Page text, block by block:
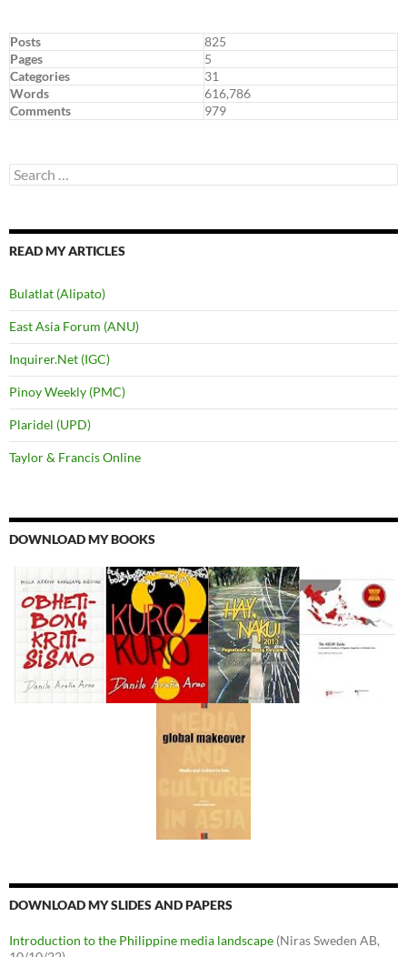
Posts
825
Pages
5
Categories
31
Words
616,786
Comments
979
Search
for:
READ MY ARTICLES
Bulatlat (Alipato)
East Asia Forum (ANU)
Inquirer.Net (IGC)
Pinoy Weekly (PMC)
Plaridel (UPD)
Taylor & Francis Online
DOWNLOAD MY BOOKS
DOWNLOAD MY SLIDES AND PAPERS
Introduction to the Philippine media landscape (Niras Sweden AB,